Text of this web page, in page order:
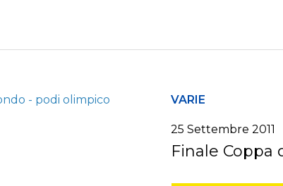
VARIE
25 Settembre 2011
Finale